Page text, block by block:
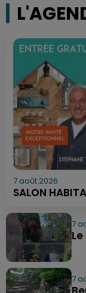
7 août 2026
SALON
7
7